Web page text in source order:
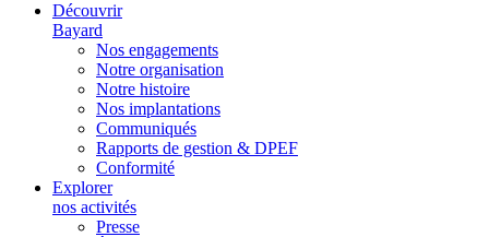
Découvrir
Bayard
Nos engagements
Notre organisation
Notre histoire
Nos implantations
Communiqués
Rapports de gestion & DPEF
Conformité
Explorer
nos activités
Presse